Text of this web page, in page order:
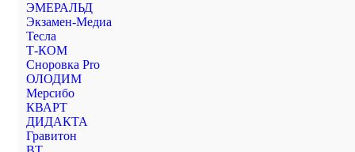
ЭМЕРАЛЬД
Экзамен-Медиа
Тесла
Т-КОМ
Сноровка Pro
ОЛОДИМ
Мерсибо
КВАРТ
ДИДАКТА
Гравитон